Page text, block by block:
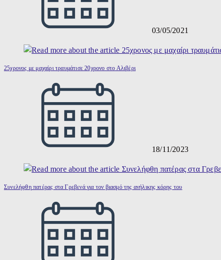
03/05/2021
25χρονος με μαχαίρι τραυμάτισε 20χρονο στο Αλιβέρι
18/11/2023
Συνελήφθη πατέρας στα Γρεβενά για τον βιασμό της ανήλικης κόρης του